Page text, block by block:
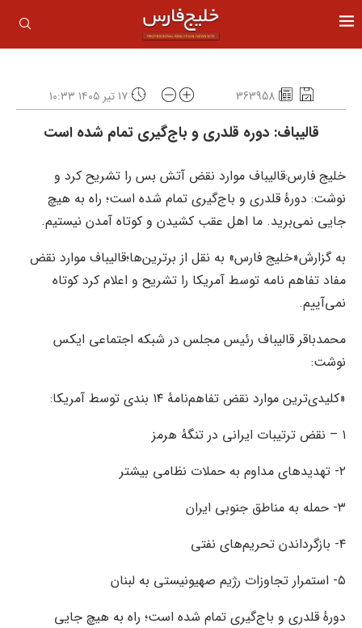
363958 ۱۷ تیر ۱۴۰۵ ۱۰:۳۳
قالیباف: دوره قلدری و باج‌گیری تمام شده است
خلیج فارس:قالیباف موارد نقض آتش بس را تشریح کرد و
نوشت: دورهٔ قلدری و باج‌گیری تمام شده است؛ راه به هیچ
جایی نمی‌برید. ما اهل عقب کشیدن و کوتاه آمدن نیستیم.
به گزارش«خلیج فارس» به نقل از برترین‌ها؛قالیباف موارد نقض
مفاد تفاهم نامه توسط آمریکا را تشریح و اعلام کرد کوتاه‌
نمی‌آییم.
محمدباقر قالیباف رئیس مجلس در شبکه اجتماعی ایکس
نوشت:
«کلیدی‌ترین موارد نقض تفاهم‌نامهٔ ۱۴ بندی توسط آمریکا:
۱ – نقض ترتیبات ایرانی در تنگهٔ هرمز
۲- تهدیدهای مداوم به حملات نظامی بیشتر
۳- حمله به مناطق جنوبی ایران
۴- بازگرداندن تحریم‌های نفتی
۵- استمرار تجاوزات رژیم صهیونیستی به لبنان
دورهٔ قلدری و باج‌گیری تمام شده است؛ راه به هیچ جایی